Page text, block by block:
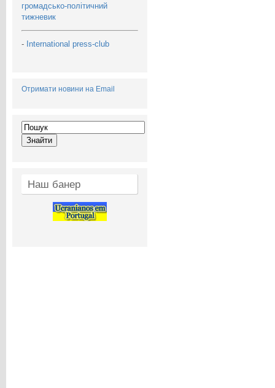
громадсько-політичний
тижневик
- International press-club
Отримати новини на Email
Наш банер